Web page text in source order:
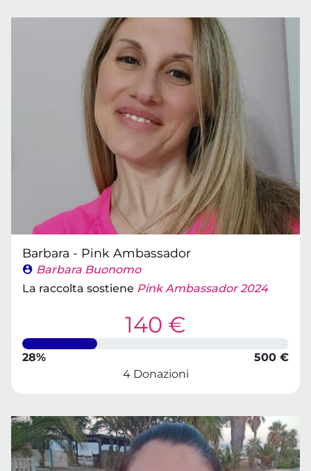
Barbara - Pink Ambassador
Barbara Buonomo
La raccolta sostiene Pink Ambassador 2024
140 €
28%
500 €
4 Donazioni